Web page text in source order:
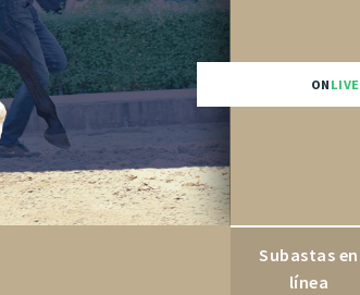
ON LIVE
Subastas en
línea